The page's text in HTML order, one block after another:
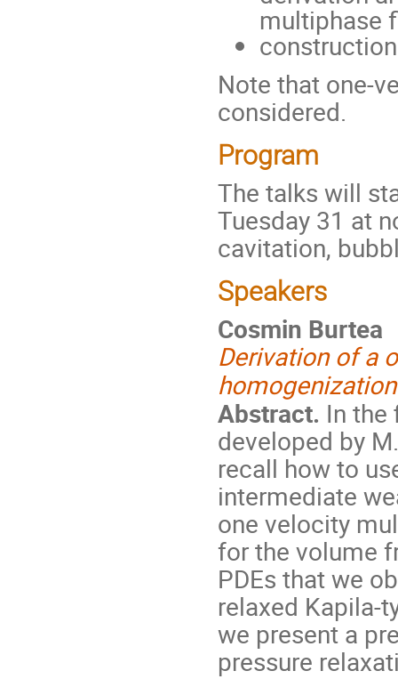
multiphase
Note that one-
considered.
Program
The talks will
Tuesday 31 at
cavitation,
Speakers
Cosmin Burtea
Derivation of a
Abstract. In the
developed by
recall how to
intermediate
one velocity
for the volume
PDEs that we
relaxed Kapila-
we present a
pressure